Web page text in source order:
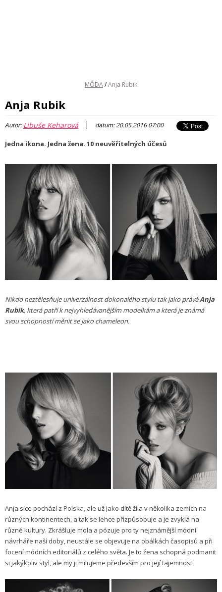
MÓDA/Anja Rubik
Anja Rubik
Autor:Libuše Keharová | datum: 20.05.2016 07:00
Jedna ikona. Jedna žena. 10 neuvěřitelných účesů
Nikdo neztělesňuje univerzálnost dokonalého stylu tak jako právěAnja
Rubik, která patří k nejvyhledávanějším modelkám a která je známá
svou schopností měnit se jako chameleon.
Anja sice pochází z Polska, ale už jako dítě žila v několika zemích na
různých kontinentech, a tak se lehce přizpůsobuje a je zvyklá na
různé kultury. Zkrášluje mola a pózuje pro ty nejznámější módní
návrháře naší doby, neustále se objevuje na obálkách časopisů a při
focení módních editoriálů z celého světa. Je to žena schopná podmanit
si jakýkoliv styl, ale my ji milujeme především pro její tajemnost.